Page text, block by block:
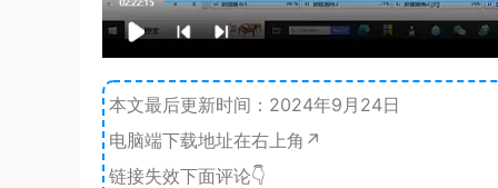
本文最后更新时间：2024年9月24日
电脑端下载地址在右上角↗️
链接失效下面评论👇